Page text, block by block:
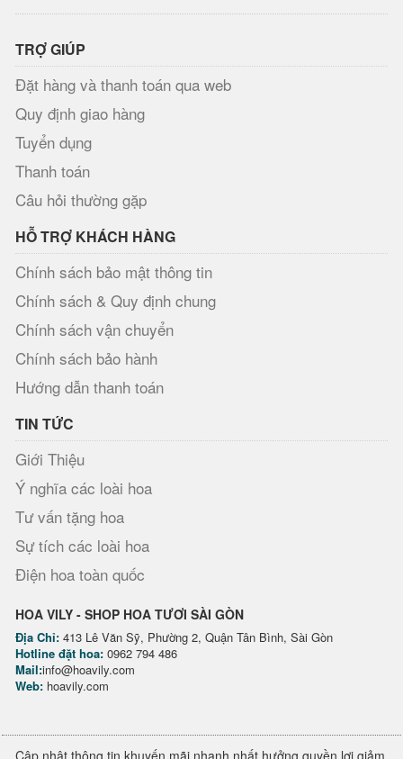
TRỢ GIÚP
Đặt hàng và thanh toán qua web
Quy định giao hàng
Tuyển dụng
Thanh toán
Câu hỏi thường gặp
HỖ TRỢ KHÁCH HÀNG
Chính sách bảo mật thông tin
Chính sách & Quy định chung
Chính sách vận chuyển
Chính sách bảo hành
Hướng dẫn thanh toán
TIN TỨC
Giới Thiệu
Ý nghĩa các loài hoa
Tư vấn tặng hoa
Sự tích các loài hoa
Điện hoa toàn quốc
HOA VILY - SHOP HOA TƯƠI SÀI GÒN
Địa Chỉ: 413 Lê Văn Sỹ, Phường 2, Quận Tân Bình, Sài Gòn
Hotline đặt hoa: 0962 794 486
Mail:info@hoavily.com
Web: hoavily.com
Cập nhật thông tin khuyến mãi nhanh nhất hưởng quyền lợi giảm